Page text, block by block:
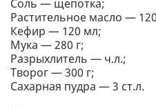
Соль — щепотка;
Растительное масло —
Кефир — 120 мл;
Мука — 280 г;
Разрыхлитель — ч.л.;
Творог — 300 г;
Сахарная пудра — 3 ст.л.